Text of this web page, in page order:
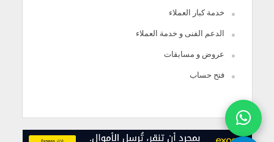
خدمة كبار العملاء
الدعم الفنى و خدمة العملاء
عروض و مسابقات
فتح حساب